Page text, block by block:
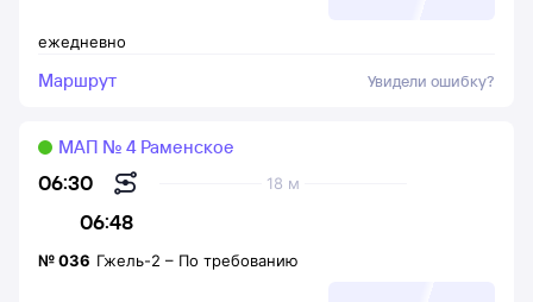
ежедневно
Маршрут Увидели ошибку?
06:30
06:48
18 м
МАП № 4 Раменское
№036 Гжель-2 – По требованию